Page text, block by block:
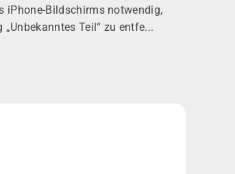
iPhone-Bildschirms notwendig,
Teil“ zu entfe...